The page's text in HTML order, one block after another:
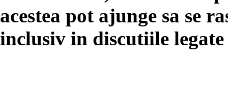
acestea pot ajunge sa se
inclusiv in discutiile